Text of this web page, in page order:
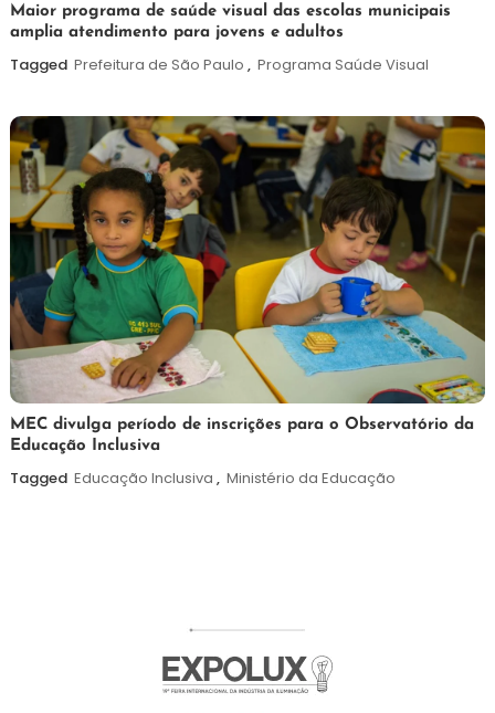
7
de
agosto
Maurilio
Maior programa de saúde visual das escolas municipais
amplia atendimento para jovens e adultos
Tagged Prefeitura de São Paulo , Programa Saúde Visual
7
de
agosto
Maurilio
MEC divulga período de inscrições para o Observatório da
Educação Inclusiva
Tagged Educação Inclusiva , Ministério da Educação